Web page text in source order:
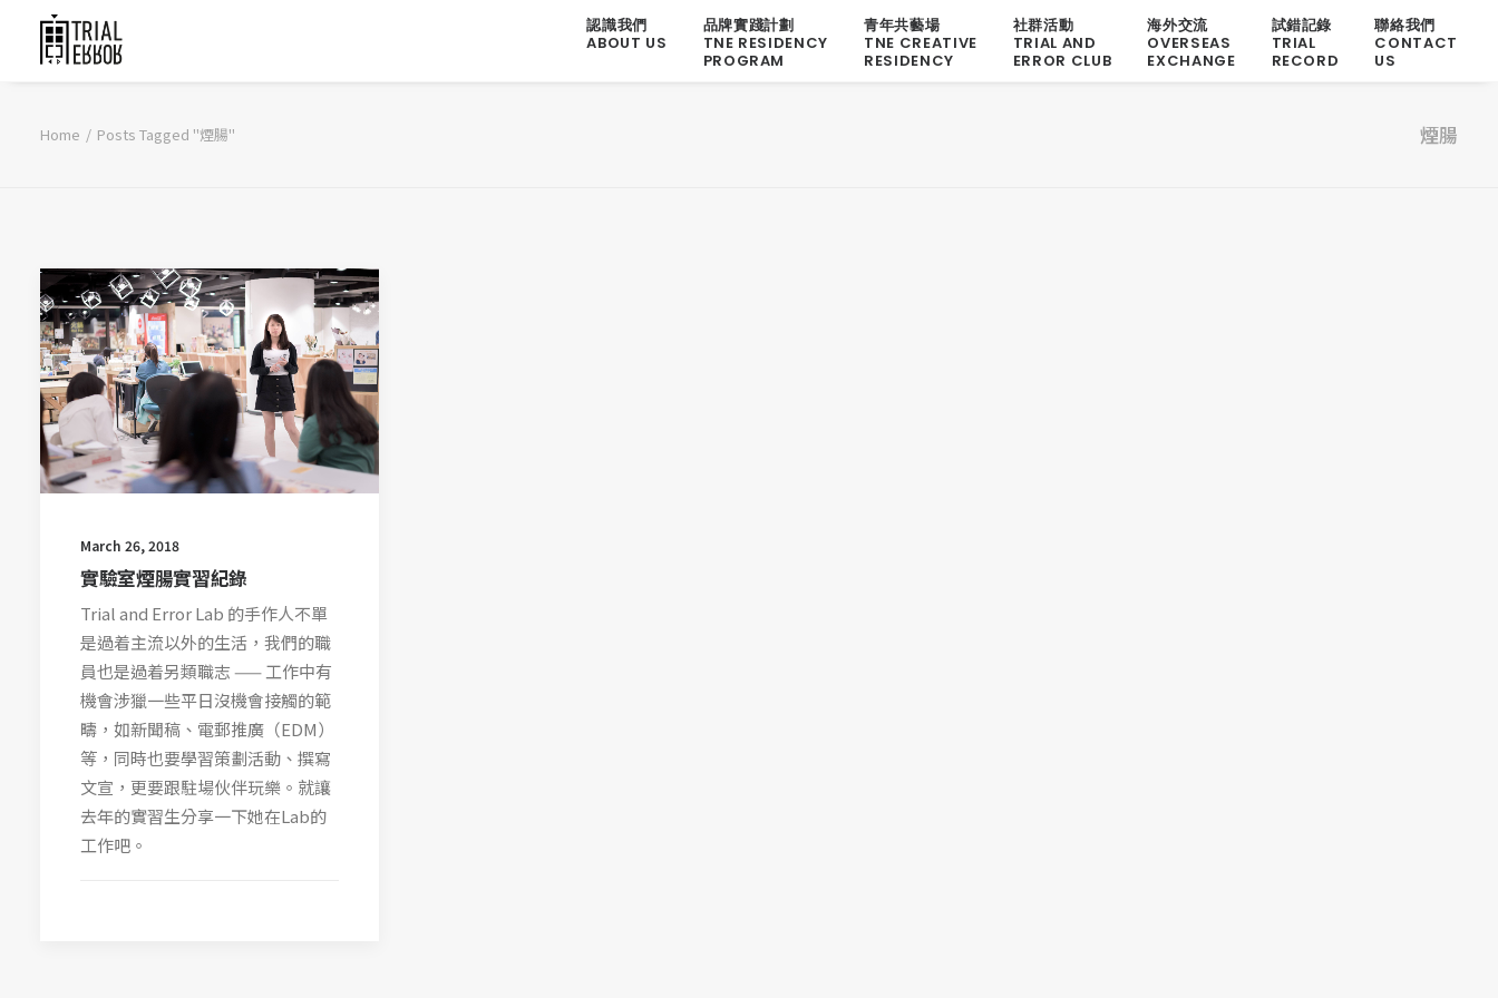
認識我們
ABOUT US
品牌實踐計劃
TNE RESIDENCY
PROGRAM
青年共藝場
TNE CREATIVE
RESIDENCY
社群活動
TRIAL AND
ERROR CLUB
海外交流
OVERSEAS
EXCHANGE
試錯記錄
TRIAL
RECORD
聯絡我們
CONTACT
US
煙腸
Home Posts Tagged "煙腸"
March 26, 2018
實驗室煙腸實習紀錄
Trial and Error Lab 的手作人不單
是過着主流以外的生活，我們的職
員也是過着另類職志 —— 工作中有
機會涉獵一些平日沒機會接觸的範
疇，如新聞稿、電郵推廣（EDM）
等，同時也要學習策劃活動、撰寫
文宣，更要跟駐場伙伴玩樂。就讓
去年的實習生分享一下她在Lab的
工作吧。